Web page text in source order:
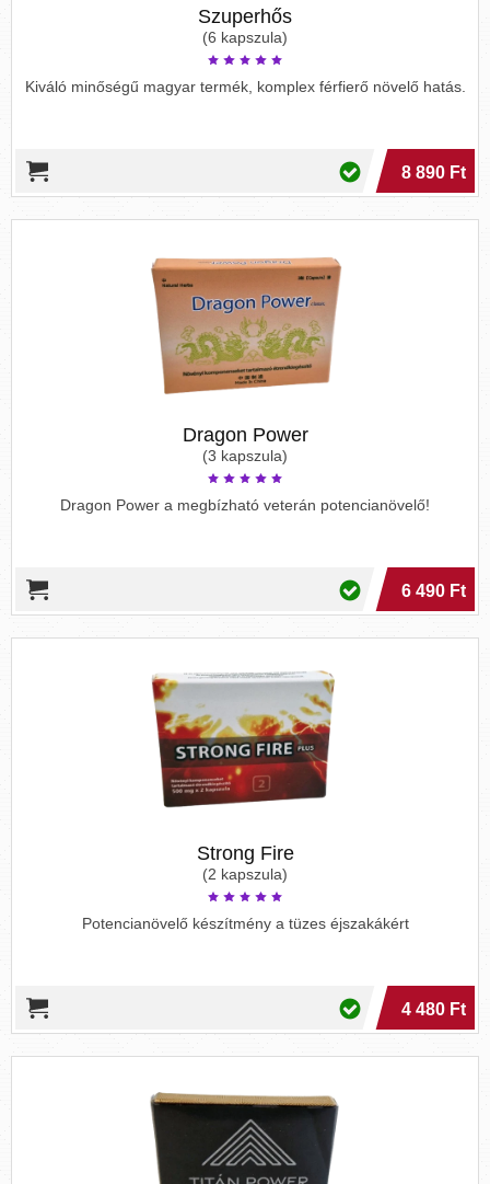
Szuperhős
(6 kapszula)
Kiváló minőségű magyar termék, komplex férfierő növelő hatás.
8 890 Ft
Dragon Power
(3 kapszula)
Dragon Power a megbízható veterán potencianövelő!
6 490 Ft
Strong Fire
(2 kapszula)
Potencianövelő készítmény a tüzes éjszakákért
4 480 Ft